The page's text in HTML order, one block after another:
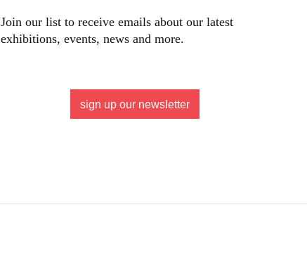
Join our list to receive emails about our latest
exhibitions, events, news and more.
sign up our newsletter